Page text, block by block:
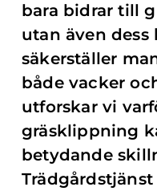
bara bidrar till
utan även dess
säkerställer
både vacker
utforskar vi
gräsklippning
betydande